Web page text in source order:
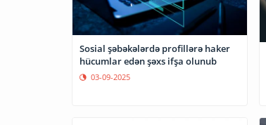
Sosial şəbəkələrdə profillərə haker
hücumlar edən şəxs ifşa olunub
03-09-2025